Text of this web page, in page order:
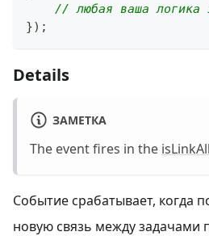
// любая ваша логика
}) ;
Details
ЗАМЕТКА
The event fires in the
Событие срабатывает, когда
новую связь между задачами